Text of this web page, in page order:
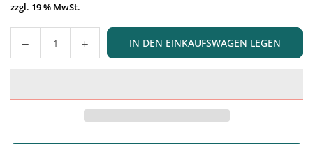
zzgl. 19 % MwSt.
Menge IN DEN EINKAUFSWAGEN LEGEN